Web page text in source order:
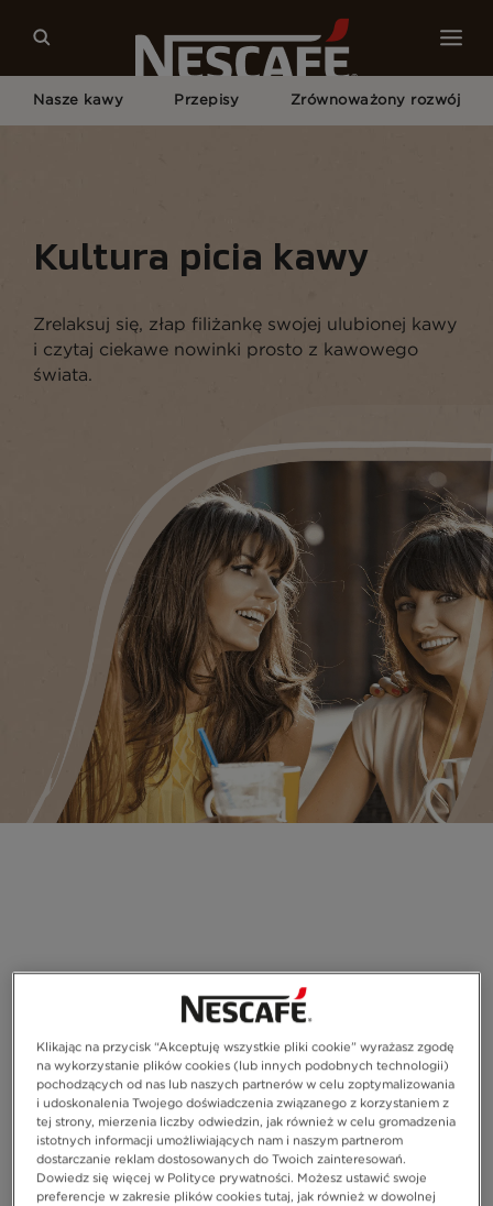
Nasze kawy Przepisy Zrównoważony rozwój
Kultura picia kawy
Zrelaksuj się, złap filiżankę swojej ulubionej kawy
i czytaj ciekawe nowinki prosto z kawowego
świata.
Klikając na przycisk “Akceptuję wszystkie pliki cookie” wyrażasz zgodę
na wykorzystanie plików cookies (lub innych podobnych technologii)
pochodzących od nas lub naszych partnerów w celu zoptymalizowania
i udoskonalenia Twojego doświadczenia związanego z korzystaniem z
tej strony, mierzenia liczby odwiedzin, jak również w celu gromadzenia
istotnych informacji umożliwiających nam i naszym partnerom
dostarczanie reklam dostosowanych do Twoich zainteresowań.
Dowiedz się więcej w Polityce prywatności. Możesz ustawić swoje
preferencje w zakresie plików cookies tutaj, jak również w dowolnej